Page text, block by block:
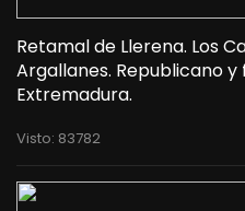
Retamal de Llerena. Los
Argallanes. Republicano
Extremadura.
Visto: 83782